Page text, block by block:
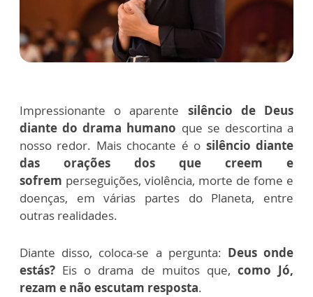
Impressionante o aparente silêncio de Deus
diante do drama humano que se descortina a
nosso redor. Mais chocante é o silêncio diante
das orações dos que creem e
sofrem perseguições, violência, morte de fome e
doenças, em várias partes do Planeta, entre
outras realidades.
Diante disso, coloca-se a pergunta: Deus onde
estás? Eis o drama de muitos que, como Jó,
rezam e não escutam resposta.